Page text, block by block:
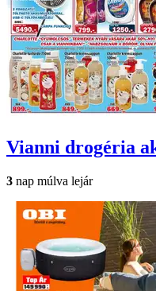
Vianni drogéria
3 nap múlva lejár